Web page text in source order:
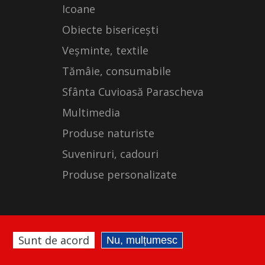
Icoane
Obiecte bisericești
Veșminte, textile
Tămâie, consumabile
Sfânta Cuvioasă Parascheva
Multimedia
Produse naturiste
Suveniruri, cadouri
Produse personalizate
Sunt de acord Nu, mulțumesc